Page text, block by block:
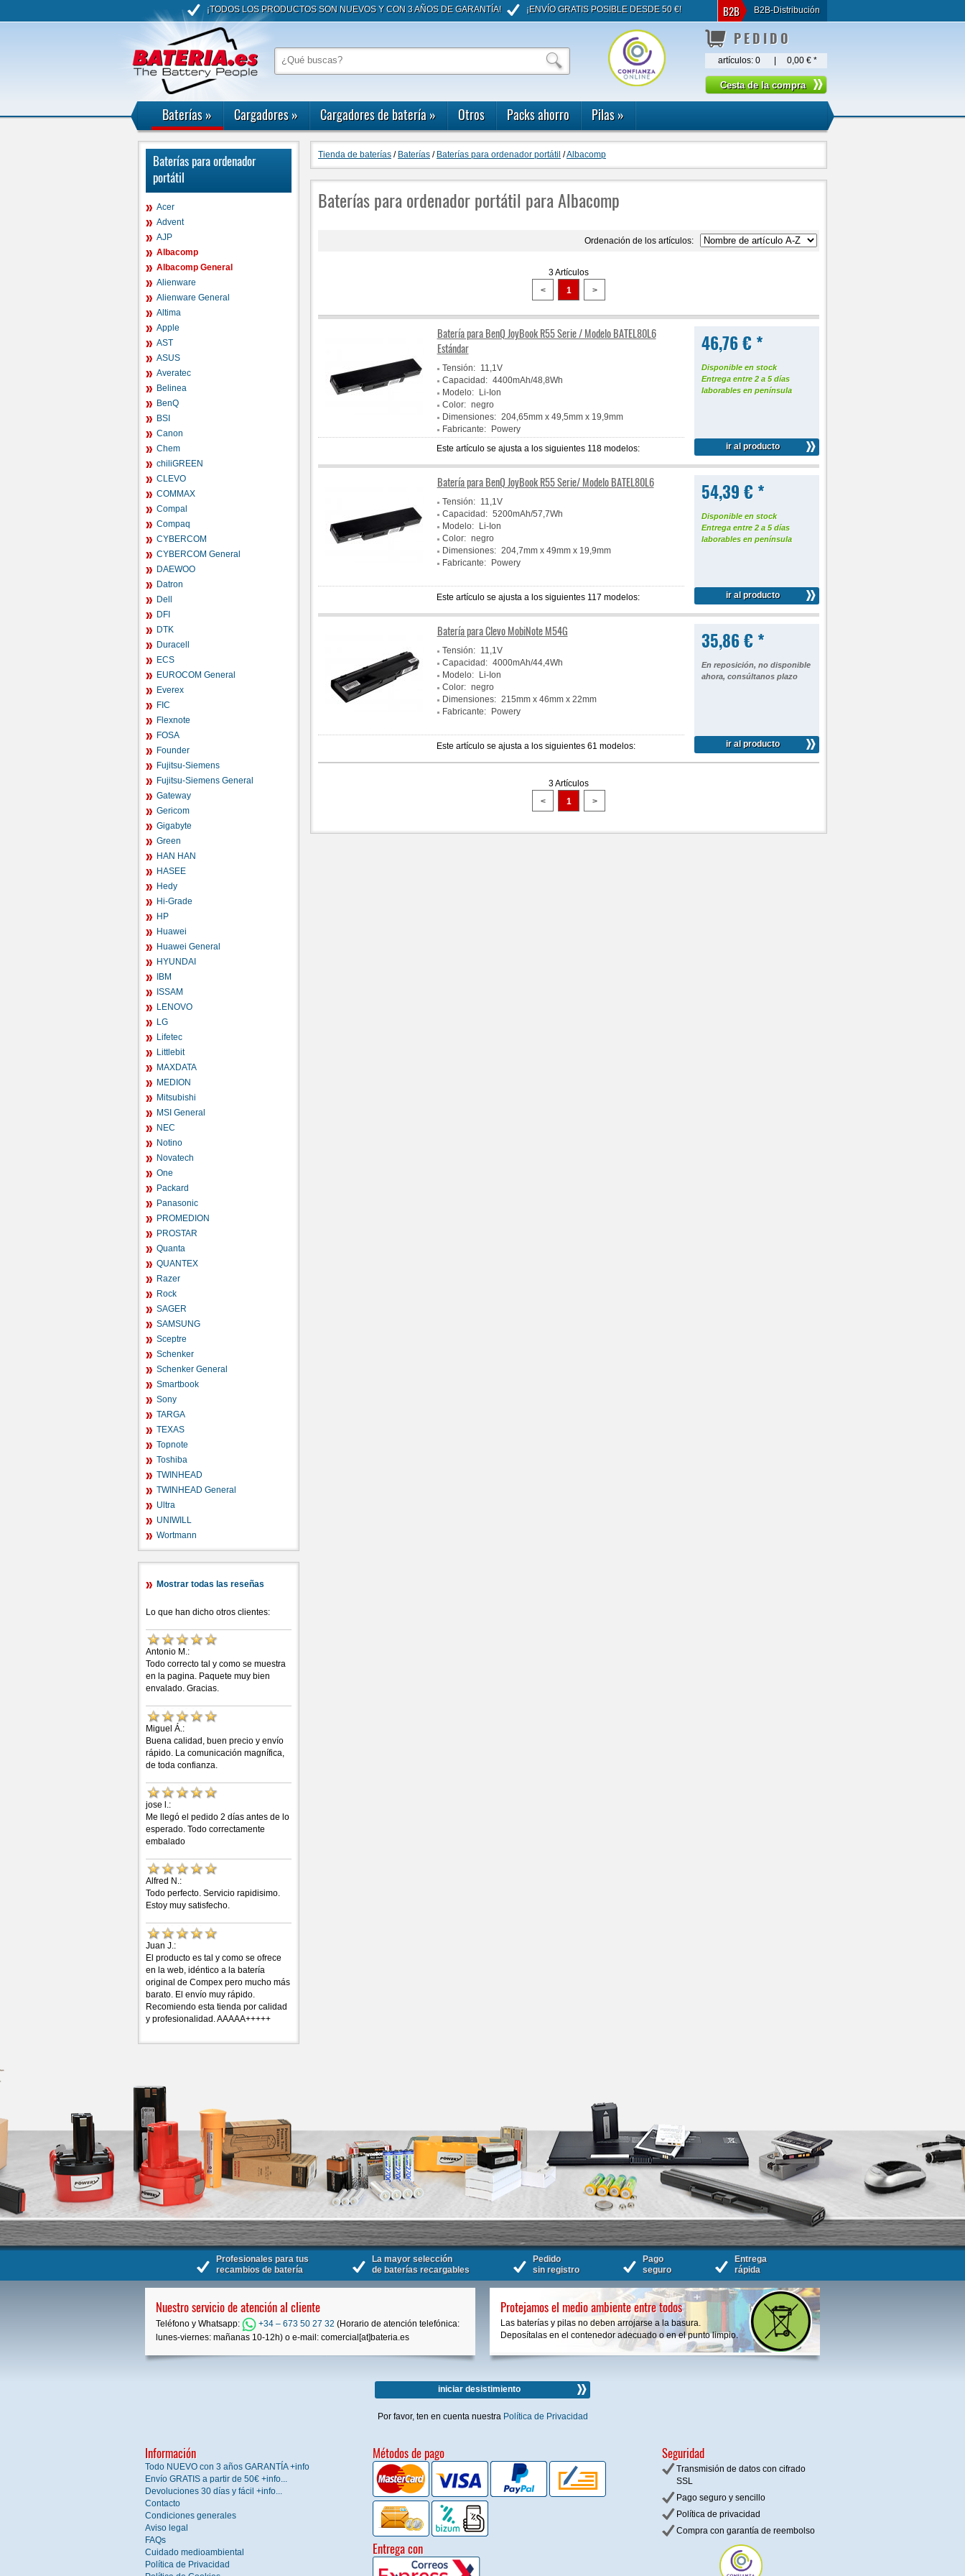
B2B B2B-Distribución
¡TODOS LOS PRODUCTOS SON NUEVOS Y CON 3 AÑOS DE GARANTÍA! ¡ENVÍO GRATIS POSIBLE DESDE 50 €!
PEDIDO
artículos: 0 0,00 € *
Baterías» Cargadores» Cargadores de batería» Otros Packs ahorro Pilas»
Baterías para ordenador
portátil
Acer
Advent
AJP
Albacomp
Albacomp General
Alienware
Alienware General
Altima
Apple
AST
ASUS
Averatec
Belinea
BenQ
BSI
Canon
Chem
chiliGREEN
CLEVO
COMMAX
Compal
Compaq
CYBERCOM
CYBERCOM General
DAEWOO
Datron
Dell
DFI
DTK
Duracell
ECS
EUROCOM General
Everex
FIC
Flexnote
FOSA
Founder
Fujitsu-Siemens
Fujitsu-Siemens General
Gateway
Gericom
Gigabyte
Green
HAN HAN
HASEE
Hedy
Hi-Grade
HP
Huawei
Huawei General
HYUNDAI
IBM
ISSAM
LENOVO
LG
Lifetec
Littlebit
MAXDATA
MEDION
Mitsubishi
MSI General
NEC
Notino
Novatech
One
Packard
Panasonic
PROMEDION
PROSTAR
Quanta
QUANTEX
Razer
Rock
SAGER
SAMSUNG
Sceptre
Schenker
Schenker General
Smartbook
Sony
TARGA
TEXAS
Topnote
Toshiba
TWINHEAD
TWINHEAD General
Ultra
UNIWILL
Wortmann
Mostrar todas las reseñas
Lo que han dicho otros clientes:
Antonio M.:
Todo correcto tal y como se muestra
en la pagina. Paquete muy bien
envalado. Gracias.
Miguel Á.:
Buena calidad, buen precio y envío
rápido. La comunicación magnífica,
de toda confianza.
jose l.:
Me llegó el pedido 2 días antes de lo
esperado. Todo correctamente
embalado
Alfred N.:
Todo perfecto. Servicio rapidisimo.
Estoy muy satisfecho.
Juan J.:
El producto es tal y como se ofrece
en la web, idéntico a la batería
original de Compex pero mucho más
barato. El envío muy rápido.
Recomiendo esta tienda por calidad
y profesionalidad. AAAAA+++++
Tienda de baterías / Baterías / Baterías para ordenador portátil /Albacomp
Baterías para ordenador portátil para Albacomp
Ordenación de los artículos:
3 Artículos
<
1 >
46,76 € *
Disponible en stock
Entrega entre 2 a 5 días
laborables en península
ir al producto
Batería para BenQ JoyBook R55 Serie / Modelo BATEL80L6
Estándar
Tensión:
11,1V
Capacidad: 4400mAh/48,8Wh
Modelo:
Li-Ion
Color: negro
Dimensiones: 204,65mm x 49,5mm x 19,9mm
Fabricante:
Powery
Este artículo se ajusta a los siguientes 118 modelos:
54,39 € *
Disponible en stock
Entrega entre 2 a 5 días
laborables en península
ir al producto
Batería para BenQ JoyBook R55 Serie/ Modelo BATEL80L6
Tensión:
11,1V
Capacidad: 5200mAh/57,7Wh
Modelo:
Li-Ion
Color: negro
Dimensiones: 204,7mm x 49mm x 19,9mm
Fabricante:
Powery
Este artículo se ajusta a los siguientes 117 modelos:
35,86 € *
En reposición, no disponible
ahora, consúltanos plazo
ir al producto
Batería para Clevo MobiNote M54G
Tensión:
11,1V
Capacidad: 4000mAh/44,4Wh
Modelo:
Li-Ion
Color: negro
Dimensiones: 215mm x 46mm x 22mm
Fabricante:
Powery
Este artículo se ajusta a los siguientes 61 modelos:
3 Artículos
<
1 >
Profesionales para tus
recambios de batería
La mayor selección
de baterías recargables
Pedido
sin registro
Pago
seguro
Entrega
rápida
Nuestro servicio de atención al cliente
Teléfono y Whatsapp: +34 – 673 50 27 32 (Horario de atención telefónica:
lunes-viernes: mañanas 10-12h) o e-mail: comercial[at]bateria.es
Protejamos el medio ambiente entre todos
Las baterías y pilas no deben arrojarse a la basura.
Deposítalas en el contenedor adecuado o en el punto limpio.
iniciar desistimiento
Por favor, ten en cuenta nuestra Política de Privacidad
Información
Todo NUEVO con 3 años GARANTÍA +info
Envío GRATIS a partir de 50€ +info...
Devoluciones 30 días y fácil +info...
Contacto
Condiciones generales
Aviso legal
FAQs
Cuidado medioambiental
Política de Privacidad
Métodos de pago
Entrega con
Seguridad
Transmisión de datos con cifrado
SSL
Pago seguro y sencillo
Política de privacidad
Compra con garantía de reembolso